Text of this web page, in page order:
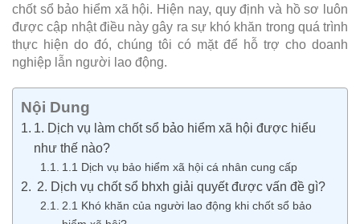
chốt sổ bảo hiểm xã hội. Hiện nay, quy định và hồ sơ luôn
được cập nhật điều này gây ra sự khó khăn trong quá trình
thực hiện do đó, chúng tôi có mặt để hỗ trợ cho doanh
nghiệp lẫn người lao động.
Nội Dung
1. Dịch vụ làm chốt sổ bảo hiểm xã hội được hiểu
như thế nào?
1.1 Dịch vụ bảo hiểm xã hội cá nhân cung cấp
2. Dịch vụ chốt sổ bhxh giải quyết được vấn đề gì?
2.1 Khó khăn của người lao động khi chốt sổ bảo